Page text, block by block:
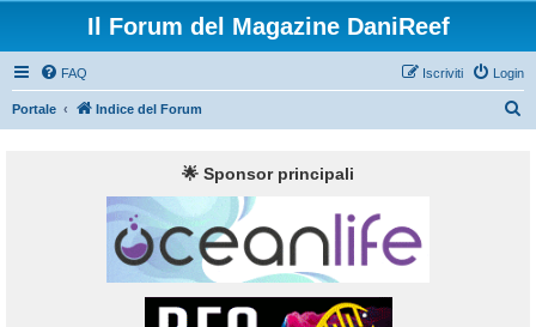
Il Forum del Magazine DaniReef
FAQ Login
Iscriviti
Portale Indice del Forum
🌟 Sponsor principali